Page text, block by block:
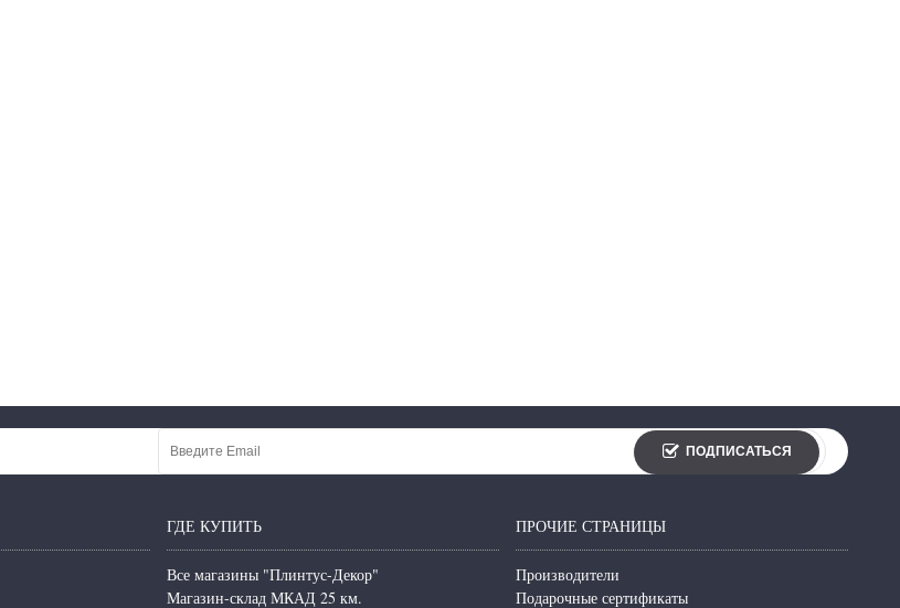
ПОДПИСАТЬСЯ
ГДЕ КУПИТЬ
Все магазины "Плинтус-Декор"
Магазин-склад МКАД 25 км.
ПРОЧИЕ СТРАНИЦЫ
Производители
Подарочные сертификаты